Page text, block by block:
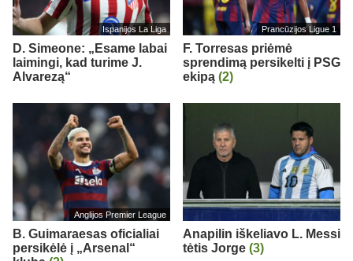
Ispanijos La Liga
D. Simeone: „Esame labai
laimingi, kad turime J.
Alvarezą“
Prancūzijos Ligue 1
F. Torresas priėmė
sprendimą persikelti į PSG
ekipą (2)
Anglijos Premier League
B. Guimaraesas oficialiai
persikėlė į „Arsenal“
Anapilin iškeliavo L. Messi
tėtis Jorge (3)